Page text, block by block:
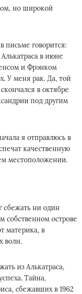
но широкой
письме говорится:
в июне
и Фрэнком
У меня рак. Да, той
в октябре
под другим
я отправлюсь в
качественную
местоположении.
сбежать ни один
собственном острове
материка, в
волн.
из Алькатраса,
Тайна,
сбежавших в 1962